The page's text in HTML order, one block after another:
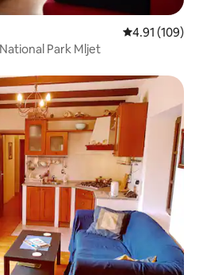
Ukadiriaji wa
4.91 (109)
Park Mljet